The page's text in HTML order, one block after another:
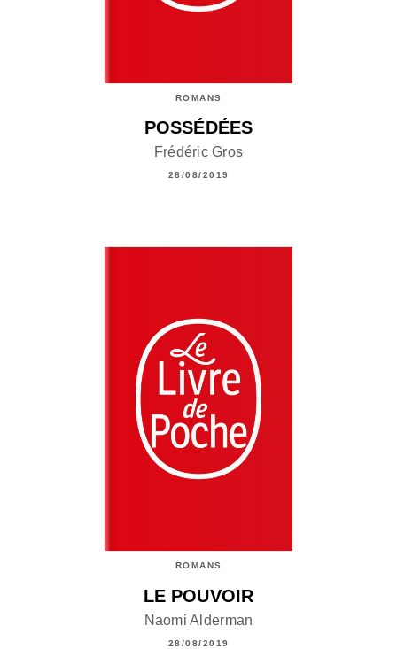
ROMANS
POSSÉDÉES
Frédéric Gros
28/08/2019
ROMANS
LE POUVOIR
Naomi Alderman
28/08/2019